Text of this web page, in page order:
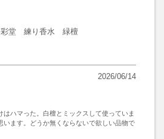
彩堂 練り香水 緑檀
2026/06/14
はハマった。白檀とミックスして使っていま
います。どうか無くならないで欲しい品物で